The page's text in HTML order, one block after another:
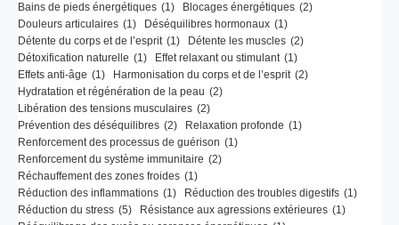
Bains de pieds énergétiques (1) Blocages énergétiques (2)
Douleurs articulaires (1) Déséquilibres hormonaux (1)
Détente du corps et de l’esprit (1) Détente les muscles (2)
Détoxification naturelle (1) Effet relaxant ou stimulant (1)
Effets anti-âge (1) Harmonisation du corps et de l’esprit (2)
Hydratation et régénération de la peau (2)
Libération des tensions musculaires (2)
Prévention des déséquilibres (2) Relaxation profonde (1)
Renforcement des processus de guérison (1)
Renforcement du système immunitaire (2)
Réchauffement des zones froides (1)
Réduction des inflammations (1) Réduction des troubles digestifs (1)
Réduction du stress (5) Résistance aux agressions extérieures (1)